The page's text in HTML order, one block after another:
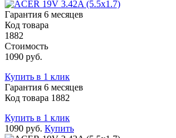
Гарантия 6 месяцев
Код товара
1882
Стоимость
1090 руб.
Купить в 1 клик
Гарантия 6 месяцев
Код товара 1882
Купить в 1 клик
1090 руб. Купить